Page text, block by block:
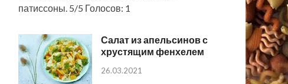
патиссоны. 5/5 Голосов: 1
Салат из апельсинов с
хрустящим фенхелем
26.03.2021